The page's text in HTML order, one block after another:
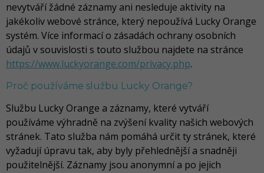
nevytváří žádné záznamy ani nesleduje aktivity na
jakékoliv webové stránce, který nepoužívá Lucky Orange
systém. Více informací o zásadách ochrany osobních
údajů v souvislosti s touto službou najdete na stránce
https://www.luckyorange.com/privacy.php.
Proč používáme službu Lucky Orange?
Službu Lucky Orange a záznamy, které vytváří
používáme výhradně na zvýšení kvality našich webových
stránek. Tato služba nám pomáhá určit ty stránek, které
vyžadují úpravu tak, aby byly přehlednější a snadněji
použitelnější. Záznamy jsou anonymní a po jejich